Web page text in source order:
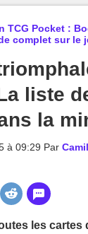
TCG Pocket :
complet sur le
liste
la
à 09:29 Par
les cartes